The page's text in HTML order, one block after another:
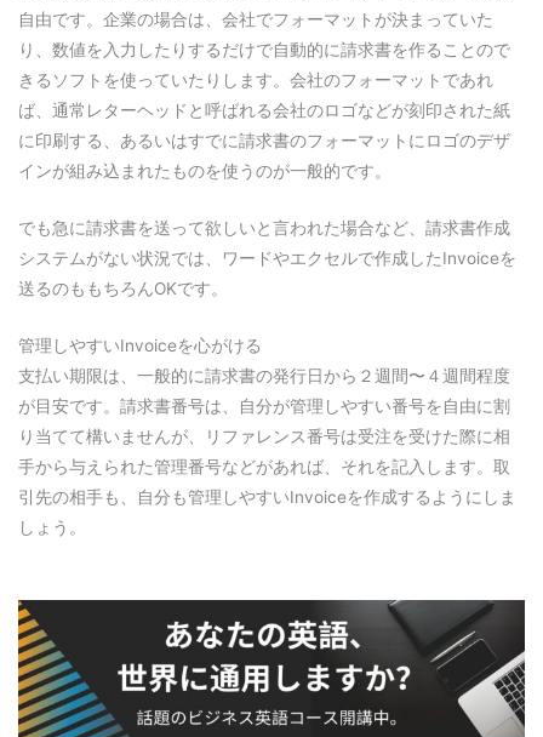
自由です。企業の場合は、会社でフォーマットが決まっていた
り、数値を入力したりするだけで自動的に請求書を作ることので
きるソフトを使っていたりします。会社のフォーマットであれ
ば、通常レターヘッドと呼ばれる会社のロゴなどが刻印された紙
に印刷する、あるいはすでに請求書のフォーマットにロゴのデザ
インが組み込まれたものを使うのが一般的です。
でも急に請求書を送って欲しいと言われた場合など、請求書作成
システムがない状況では、ワードやエクセルで作成したInvoiceを
送るのももちろんOKです。
管理しやすいInvoiceを心がける
支払い期限は、一般的に請求書の発行日から２週間〜４週間程度
が目安です。請求書番号は、自分が管理しやすい番号を自由に割
り当てて構いませんが、リファレンス番号は受注を受けた際に相
手から与えられた管理番号などがあれば、それを記入します。取
引先の相手も、自分も管理しやすいInvoiceを作成するようにしま
しょう。